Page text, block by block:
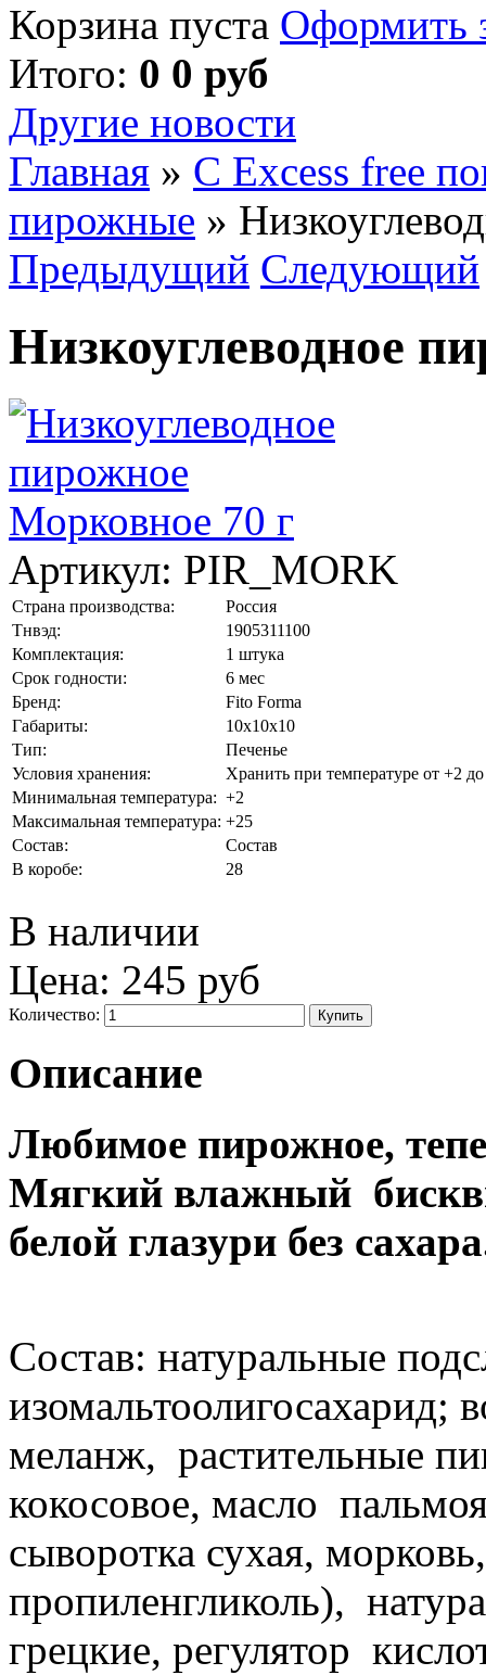
Корзина пуста Оформить
Итого: 0 0 руб
Другие новости
Главная » С Excess free
пирожные »
Предыдущий Следующий
Низкоуглеводное
Артикул: PIR_MORK
Страна производства:
Россия
Тнвэд:
1905311100
Комплектация:
1 штука
Срок годности:
6 мес
Бренд:
Fito Forma
Габариты:
10x10x10
Тип:
Печенье
Условия хранения:
Хранить при температуре от +2
Минимальная температура: +2
Максимальная температура: +25
Состав:
Состав
В коробе:
28
В наличии
Цена: 245 руб
Количество:
Описание
Любимое пирожное,
Мягкий влажный
белой глазури без
Состав: натуральные
изомальтоолигосахарид;
меланж, растительные
кокосовое, масло
сыворотка сухая,
пропиленгликоль),
грецкие, регулятор